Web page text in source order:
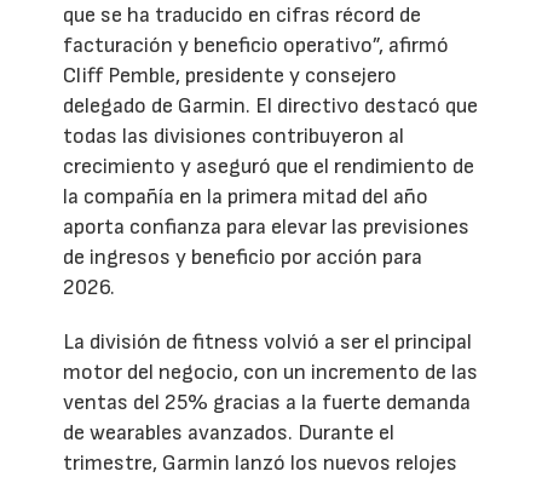
que se ha traducido en cifras récord de
facturación y beneficio operativo”, afirmó
Cliff Pemble, presidente y consejero
delegado de Garmin. El directivo destacó que
todas las divisiones contribuyeron al
crecimiento y aseguró que el rendimiento de
la compañía en la primera mitad del año
aporta confianza para elevar las previsiones
de ingresos y beneficio por acción para
2026.
La división de fitness volvió a ser el principal
motor del negocio, con un incremento de las
ventas del 25% gracias a la fuerte demanda
de wearables avanzados. Durante el
trimestre, Garmin lanzó los nuevos relojes